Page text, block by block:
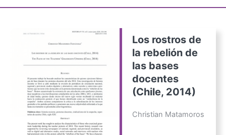
Los rostros de
la rebelión de
las bases
docentes
(Chile, 2014)
Christian Matamoros